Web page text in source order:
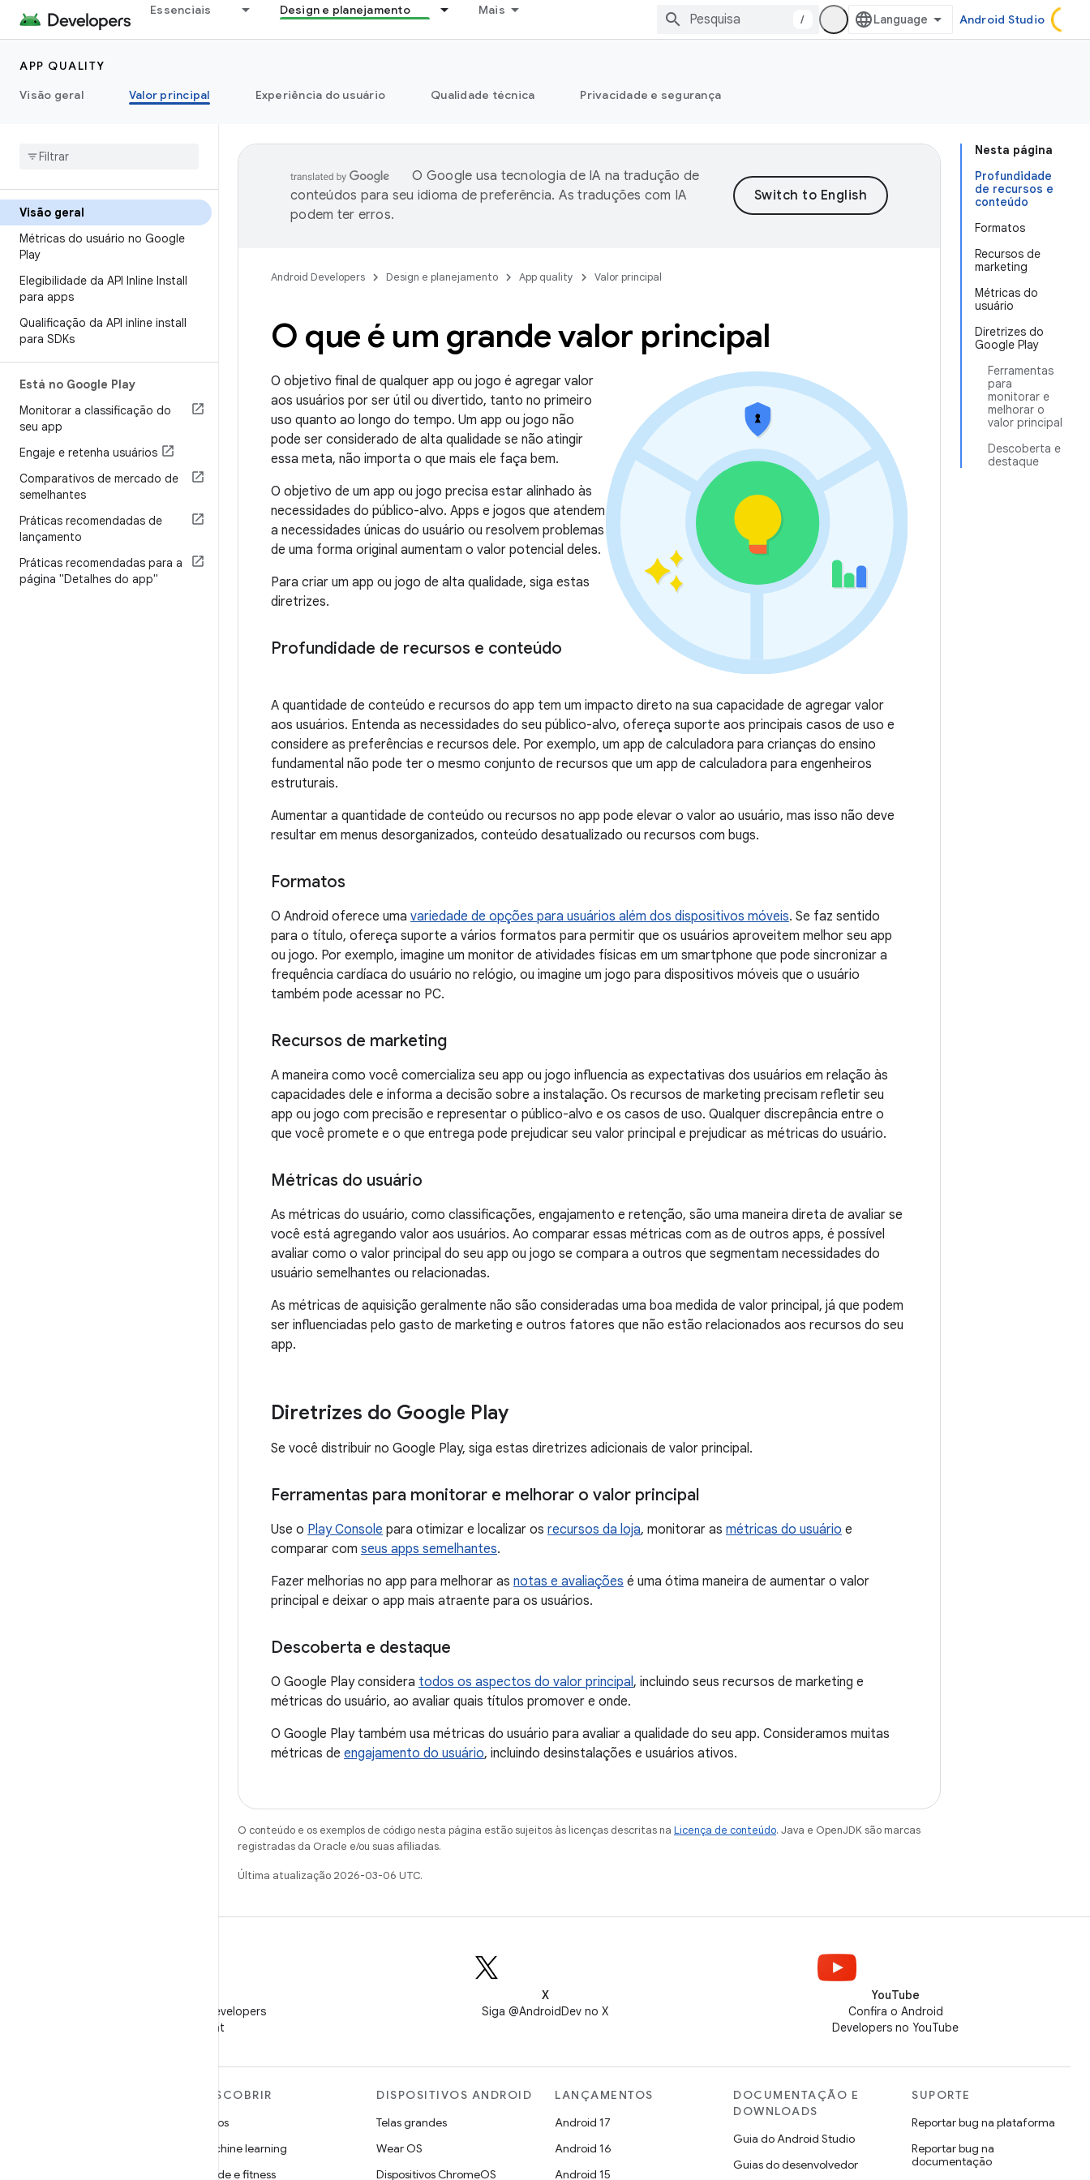
Essenciais Design e planejamento Mais
/ Android Studio
APP QUALITY
Visão geral
Valor principal Experiência do usuário Qualidade técnica Privacidade e segurança
Visão geral
Métricas do usuário no Google
Play
Elegibilidade da API Inline Install
para apps
Qualificação da API inline install
para SDKs
Está no Google Play
Monitorar a classificação do
seu app
Engaje e retenha usuários
Comparativos de mercado de
semelhantes
Práticas recomendadas de
lançamento
Práticas recomendadas para a
página "Detalhes do app"
Nesta página
Profundidade
de recursos e
conteúdo
Formatos
Recursos de
marketing
Métricas do
usuário
Diretrizes do
Google Play
Ferramentas
para
monitorar e
melhorar o
valor principal
Descoberta e
destaque
O Google usa tecnologia de IA na tradução de
conteúdos para seu idioma de preferência. As traduções com IA
podem ter erros.
Android Developers Design e planejamento App quality Valor principal
O que é um grande valor principal
O objetivo final de qualquer app ou jogo é agregar valor
aos usuários por ser útil ou divertido, tanto no primeiro
uso quanto ao longo do tempo. Um app ou jogo não
pode ser considerado de alta qualidade se não atingir
essa meta, não importa o que mais ele faça bem.
O objetivo de um app ou jogo precisa estar alinhado às
necessidades do público-alvo. Apps e jogos que atendem
a necessidades únicas do usuário ou resolvem problemas
de uma forma original aumentam o valor potencial deles.
Para criar um app ou jogo de alta qualidade, siga estas
diretrizes.
Profundidade de recursos e conteúdo
A quantidade de conteúdo e recursos do app tem um impacto direto na sua capacidade de agregar valor
aos usuários. Entenda as necessidades do seu público-alvo, ofereça suporte aos principais casos de uso e
considere as preferências e recursos dele. Por exemplo, um app de calculadora para crianças do ensino
fundamental não pode ter o mesmo conjunto de recursos que um app de calculadora para engenheiros
estruturais.
Aumentar a quantidade de conteúdo ou recursos no app pode elevar o valor ao usuário, mas isso não deve
resultar em menus desorganizados, conteúdo desatualizado ou recursos com bugs.
Formatos
O Android oferece uma variedade de opções para usuários além dos dispositivos móveis. Se faz sentido
para o título, ofereça suporte a vários formatos para permitir que os usuários aproveitem melhor seu app
ou jogo. Por exemplo, imagine um monitor de atividades físicas em um smartphone que pode sincronizar a
frequência cardíaca do usuário no relógio, ou imagine um jogo para dispositivos móveis que o usuário
também pode acessar no PC.
Recursos de marketing
A maneira como você comercializa seu app ou jogo influencia as expectativas dos usuários em relação às
capacidades dele e informa a decisão sobre a instalação. Os recursos de marketing precisam refletir seu
app ou jogo com precisão e representar o público-alvo e os casos de uso. Qualquer discrepância entre o
que você promete e o que entrega pode prejudicar seu valor principal e prejudicar as métricas do usuário.
Métricas do usuário
As métricas do usuário, como classificações, engajamento e retenção, são uma maneira direta de avaliar se
você está agregando valor aos usuários. Ao comparar essas métricas com as de outros apps, é possível
avaliar como o valor principal do seu app ou jogo se compara a outros que segmentam necessidades do
usuário semelhantes ou relacionadas.
As métricas de aquisição geralmente não são consideradas uma boa medida de valor principal, já que podem
ser influenciadas pelo gasto de marketing e outros fatores que não estão relacionados aos recursos do seu
app.
Diretrizes do Google Play
Se você distribuir no Google Play, siga estas diretrizes adicionais de valor principal.
Ferramentas para monitorar e melhorar o valor principal
Use o Play Console para otimizar e localizar os recursos da loja, monitorar as métricas do usuário e
comparar com seus apps semelhantes.
Fazer melhorias no app para melhorar as notas e avaliações é uma ótima maneira de aumentar o valor
principal e deixar o app mais atraente para os usuários.
Descoberta e destaque
O Google Play considera todos os aspectos do valor principal, incluindo seus recursos de marketing e
métricas do usuário, ao avaliar quais títulos promover e onde.
O Google Play também usa métricas do usuário para avaliar a qualidade do seu app. Consideramos muitas
métricas de engajamento do usuário, incluindo desinstalações e usuários ativos.
O conteúdo e os exemplos de código nesta página estão sujeitos às licenças descritas na Licença de conteúdo. Java e OpenJDK são marcas
registradas da Oracle e/ou suas afiliadas.
Última atualização 2026-03-06 UTC.
Siga o Android Developers
no WeChat
X
Siga @AndroidDev no X
YouTube
Confira o Android
Developers no YouTube
DESCOBRIR
Jogos
Machine learning
Saúde e fitness
DISPOSITIVOS ANDROID
Telas grandes
Wear OS
Dispositivos ChromeOS
LANÇAMENTOS
Android 17
Android 16
Android 15
DOCUMENTAÇÃO E
DOWNLOADS
Guia do Android Studio
Guias do desenvolvedor
SUPORTE
Reportar bug na plataforma
Reportar bug na
documentação